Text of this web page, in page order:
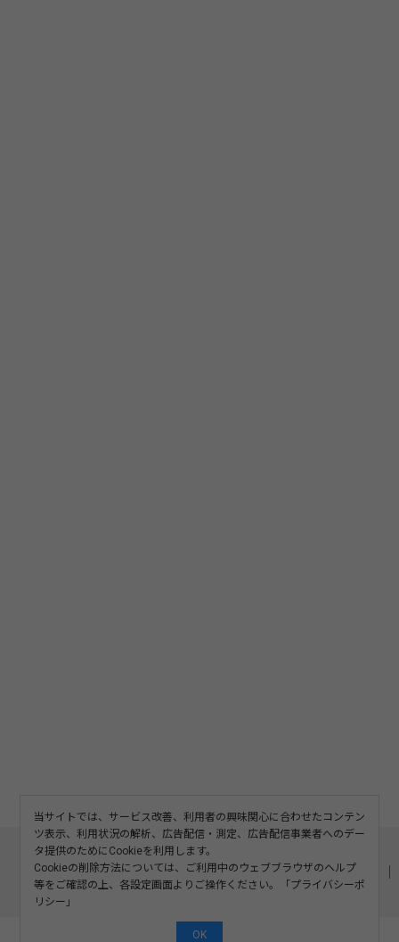
このサイトについて 利用規約
記事の二次利用について
プライバシーポリシー
お問い合わせ
運営会社
当サイトでは、サービス改善、利用者の興味関心に合わせたコンテン
ツ表示、利用状況の解析、広告配信・測定、広告配信事業者へのデー
タ提供のためにCookieを利用します。
Cookieの削除方法については、ご利用中のウェブブラウザのヘルプ
等をご確認の上、各設定画面よりご操作ください。「プライバシーポ
リシー 」
OK